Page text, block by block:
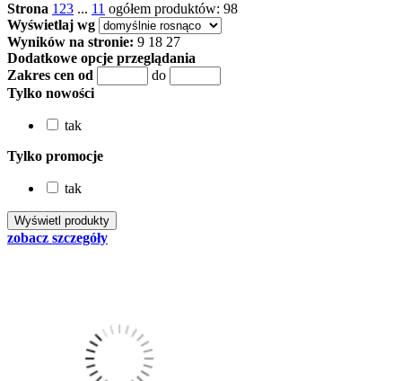
Strona 1 23 ... 11 ogółem produktów: 98
Wyświetlaj wg
Wyników na stronie: 9 18 27
Dodatkowe opcje przeglądania
Zakres cen od
do
Tylko nowości
tak
Tylko promocje
tak
zobacz szczegóły